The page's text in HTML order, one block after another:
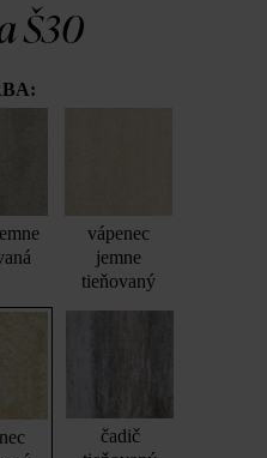
Š30
vápenec
jemne
tieňovaný
čadič